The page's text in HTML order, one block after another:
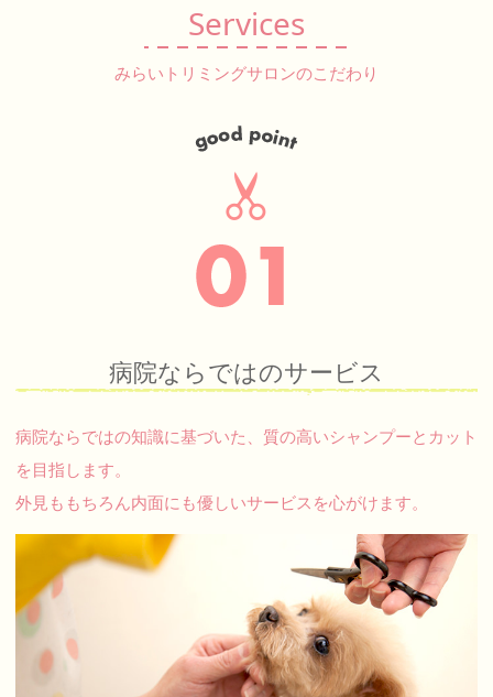
Services
みらいトリミングサロンのこだわり
病院ならではのサービス
病院ならではの知識に基づいた、質の高いシャンプーとカット
を目指します。
外見ももちろん内面にも優しいサービスを心がけます。